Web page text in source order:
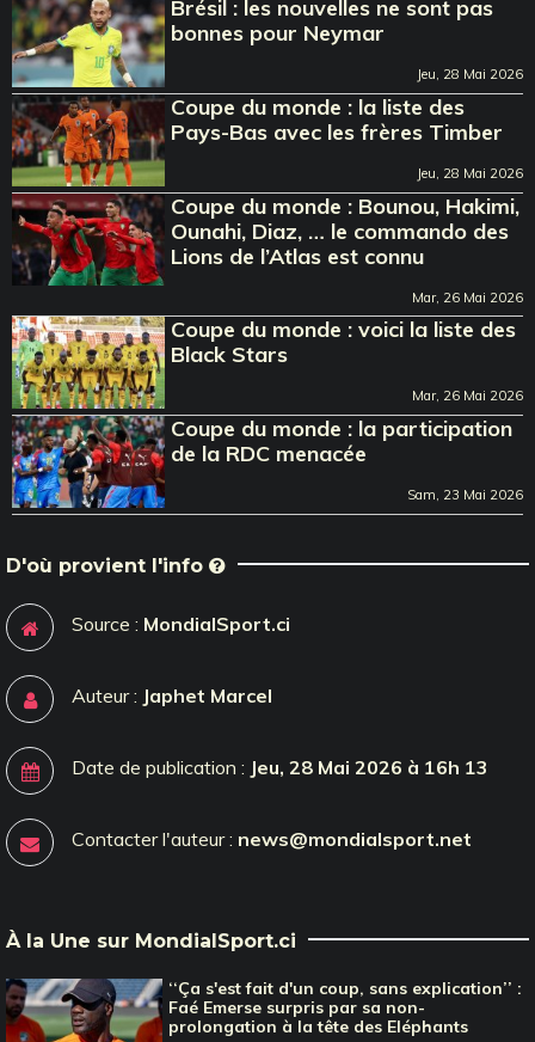
Brésil : les nouvelles ne sont pas
bonnes pour Neymar
Jeu, 28 Mai 2026
Coupe du monde : la liste des
Pays-Bas avec les frères Timber
Jeu, 28 Mai 2026
Coupe du monde : Bounou, Hakimi,
Ounahi, Diaz, … le commando des
Lions de l’Atlas est connu
Mar, 26 Mai 2026
Coupe du monde : voici la liste des
Black Stars
Mar, 26 Mai 2026
Coupe du monde : la participation
de la RDC menacée
Sam, 23 Mai 2026
D'où provient l'info
Source : MondialSport.ci
Auteur : Japhet Marcel
Date de publication : Jeu, 28 Mai 2026 à 16h 13
Contacter l'auteur : news@mondialsport.net
À la Une sur MondialSport.ci
‘‘Ça s'est fait d'un coup, sans explication’’ :
Faé Emerse surpris par sa non-
prolongation à la tête des Eléphants